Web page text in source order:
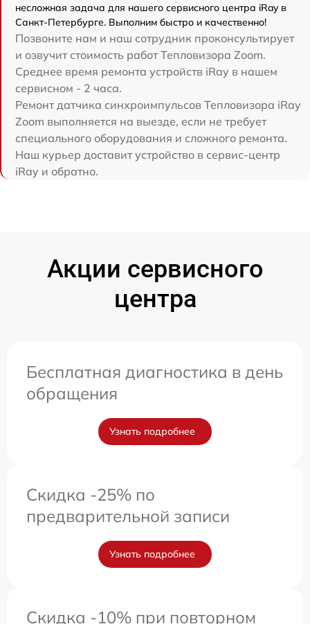
несложная задача для нашего сервисного центра iRay в
Санкт-Петербурге. Выполним быстро и качественно!
Позвоните нам и наш сотрудник проконсультирует
и озвучит стоимость работ Тепловизора Zoom.
Среднее время ремонта устройств iRay в нашем
сервисном - 2 часа.
Ремонт датчика синхроимпульсов Тепловизора iRay
Zoom выполняется на выезде, если не требует
специального оборудования и сложного ремонта.
Наш курьер доставит устройство в сервис-центр
iRay и обратно.
Акции сервисного
центра
Бесплатная диагностика в день
обращения
Узнать подробнее
Скидка -25% по
предварительной записи
Узнать подробнее
Скидка -10% при повторном